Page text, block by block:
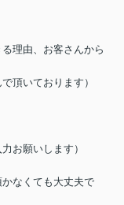
理由、お客さんから
頂いております）
お願いします）
かなくても大丈夫で